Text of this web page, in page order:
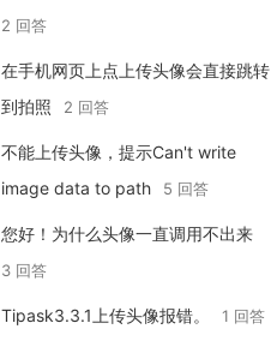
2 回答
在手机网页上点上传头像会直接跳转
到拍照
2 回答
不能上传头像，提示Can't write
image data to path
5 回答
您好！为什么头像一直调用不出来
3 回答
Tipask3.3.1上传头像报错。 1 回答